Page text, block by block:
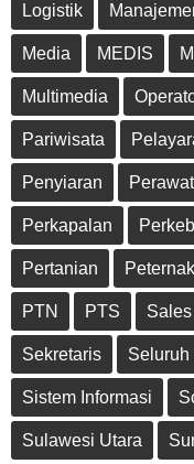
Logistik
Media MEDIS
Multimedia
Pariwisata
Penyiaran Perawat
Perkapalan
Pertanian
PTN PTS Sales
Sekretaris Seluruh
Sistem Informasi
Sulawesi Utara